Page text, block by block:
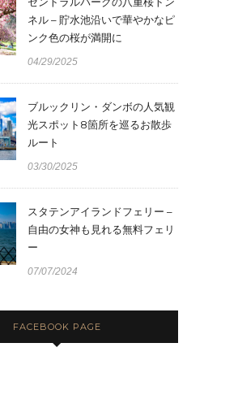
ネル – 貯水池沿いで華やかなピ
ンク色の桜が満開に
04/29/2025
ブルックリン・ダンボの人気観
光スポット8箇所を巡るお散歩
ルート
03/30/2025
スタテンアイランドフェリー –
自由の女神も見れる無料フェリ
ー
07/07/2024
FACEBOOK PAGE